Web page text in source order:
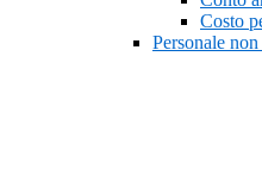
Costo
Personale